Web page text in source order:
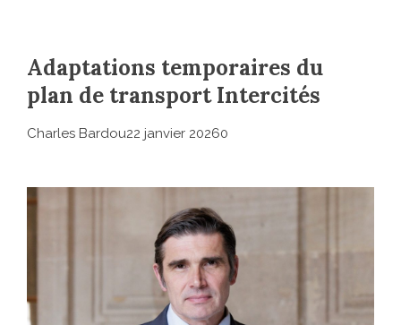
Adaptations temporaires du
plan de transport Intercités
Charles Bardou22 janvier 20260